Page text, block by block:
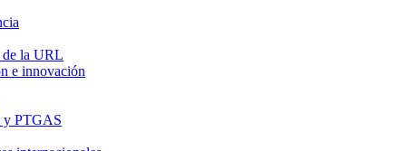
de la URL
e innovación
y PTGAS